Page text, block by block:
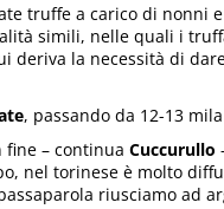
truffe a carico di nonni
simili, nelle quali i
la necessità di
, passando da 12-13
fine – continua Cuccurullo
nel torinese è molto
riusciamo ad